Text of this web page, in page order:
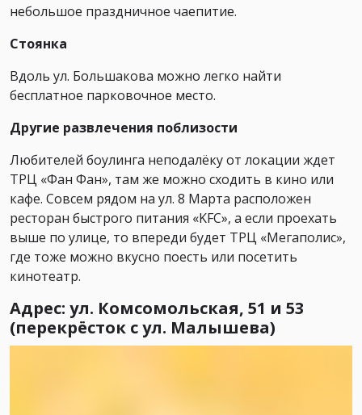
небольшое праздничное чаепитие.
Стоянка
Вдоль ул. Большакова можно легко найти
бесплатное парковочное место.
Другие развлечения поблизости
Любителей боулинга неподалёку от локации ждет
ТРЦ «Фан Фан», там же можно сходить в кино или
кафе. Совсем рядом на ул. 8 Марта расположен
ресторан быстрого питания «KFC», а если проехать
выше по улице, то впереди будет ТРЦ «Мегаполис»,
где тоже можно вкусно поесть или посетить
кинотеатр.
Адрес: ул. Комсомольская, 51 и 53
(перекрёсток с ул. Малышева)